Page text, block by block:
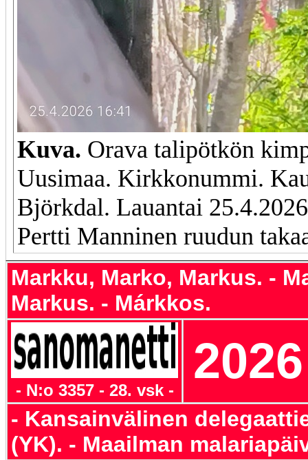
Kuva. Orava talipötkön
Uusimaa. Kirkkonummi.
Björkdal. Lauantai
Pertti Manninen ruudun
Markku, Marko, Markus. -
Markus. - Márkkos.
- N:o 3357 - 28. vsk -
2026
- Kansainvälinen
(YK). - Maailman